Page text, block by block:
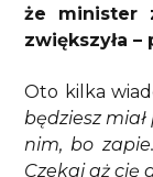
że minister
zwiększyła
Oto kilka
będziesz
nim, bo
Czekaj aż cię